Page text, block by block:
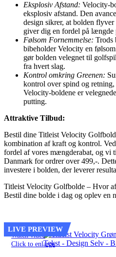
Eksplosiv Afstand: Velocity-
eksplosiv afstand. Den
design sikrer, at bolden
giver dig en fordel på længde
Følsom Fornemmelse: Trods
bibeholder Velocity en
gør bolden velegnet til
fra hvert slag.
Kontrol omkring Greenen:
kontrol over spind og
Velocity-boldene er
putting.
Attraktive Tilbud:
Bestil dine Titleist Velocity
kombination af kraft og kontrol.
fordel af vores mængderabat, og vi
Danmark for ordrer over 499,-.
investere i bolden, der leverer
Titleist Velocity Golfbolde – Hvor
Bestil dine bolde i dag og oplev en
LIVE PREVIEW
Watch video
Click to enlarge